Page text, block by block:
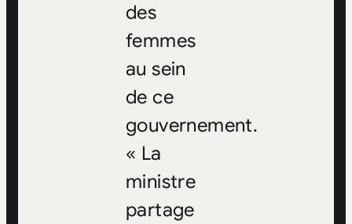
des
femmes
au sein
de ce
gouvernement.
« La
ministre
partage